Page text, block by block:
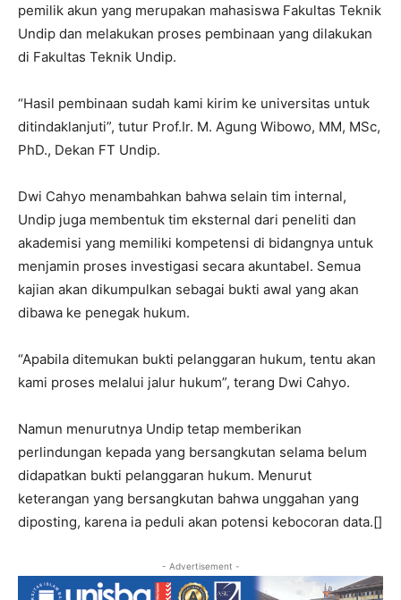
pemilik akun yang merupakan mahasiswa Fakultas Teknik
Undip dan melakukan proses pembinaan yang dilakukan
di Fakultas Teknik Undip.
“Hasil pembinaan sudah kami kirim ke universitas untuk
ditindaklanjuti”, tutur Prof.Ir. M. Agung Wibowo, MM, MSc,
PhD., Dekan FT Undip.
Dwi Cahyo menambahkan bahwa selain tim internal,
Undip juga membentuk tim eksternal dari peneliti dan
akademisi yang memiliki kompetensi di bidangnya untuk
menjamin proses investigasi secara akuntabel. Semua
kajian akan dikumpulkan sebagai bukti awal yang akan
dibawa ke penegak hukum.
“Apabila ditemukan bukti pelanggaran hukum, tentu akan
kami proses melalui jalur hukum”, terang Dwi Cahyo.
Namun menurutnya Undip tetap memberikan
perlindungan kepada yang bersangkutan selama belum
didapatkan bukti pelanggaran hukum. Menurut
keterangan yang bersangkutan bahwa unggahan yang
diposting, karena ia peduli akan potensi kebocoran data.[]
- Advertisement -